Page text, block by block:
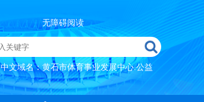
无障碍阅读
中文域名：黄石市体育事业发展中心.公益